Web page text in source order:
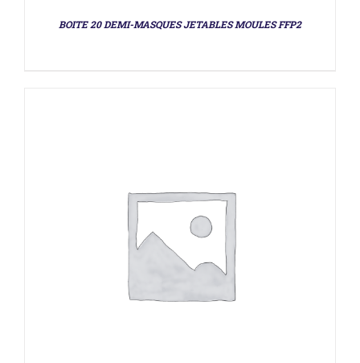
BOITE 20 DEMI-MASQUES JETABLES MOULES FFP2